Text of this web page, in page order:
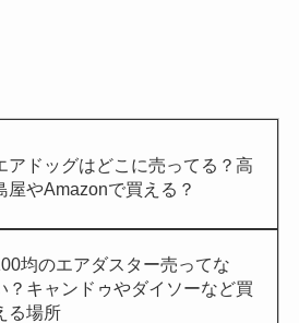
アドッグはどこに売ってる？高
屋やAmazonで買える？
均のエアダスター売ってな
？キャンドゥやダイソーなど買
る場所